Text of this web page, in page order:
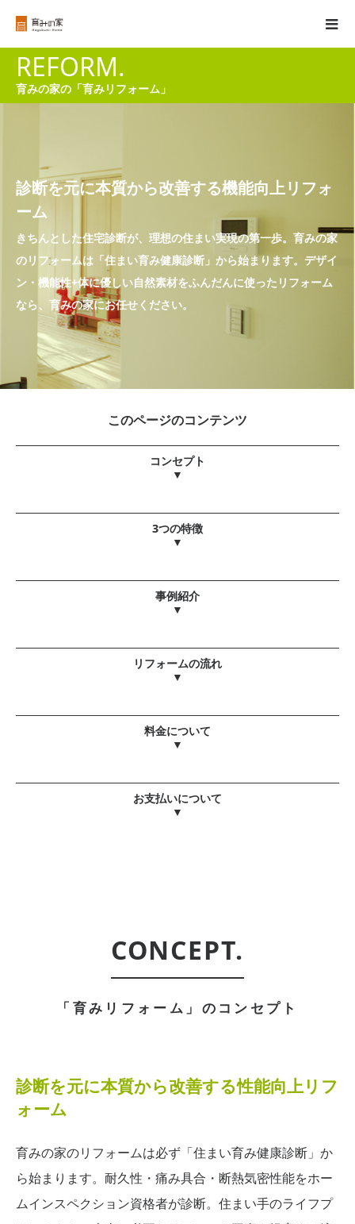
REFORM.
育みの家の「育みリフォーム」
診断を元に本質から改善する機能向上リフォ
ーム
きちんとした住宅診断が、理想の住まい実現の第一歩。育みの家
のリフォームは「住まい育み健康診断」から始まります。デザイ
ン・機能性+体に優しい自然素材をふんだんに使ったリフォーム
なら、育みの家にお任せください。
このページのコンテンツ
コンセプト
▼
3つの特徴
▼
事例紹介
▼
リフォームの流れ
▼
料金について
▼
お支払いについて
▼
CONCEPT.
「育みリフォーム」のコンセプト
診断を元に本質から改善する性能向上リフ
ォーム
育みの家のリフォームは必ず「住まい育み健康診断」か
ら始まります。 耐久性・痛み具合・断熱気密性能をホー
ムインスペクション資格者が診断。 住まい手のライフプ